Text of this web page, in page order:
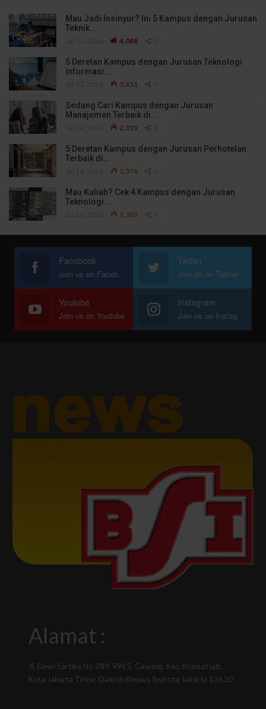
Mau Jadi Insinyur? Ini 5 Kampus dengan Jurusan
Teknik…
4,048
5 Deretan Kampus dengan Jurusan Teknologi
Informasi…
3,451
Sedang Cari Kampus dengan Jurusan
Manajemen Terbaik di…
2,329
5 Deretan Kampus dengan Jurusan Perhotelan
Terbaik di…
1,376
Mau Kuliah? Cek 4 Kampus dengan Jurusan
Teknologi…
1,302
Facebook
Join us on Facebook
Twitter
Join us on Twitter
Youtube
Join us on Youtube
Instagram
Join us on Instagram
Alamat :
Jl. Dewi Sartika No.289, RW.5, Cawang, Kec. Kramat jati,
Kota Jakarta Timur, Daerah Khusus Ibukota Jakarta 13630